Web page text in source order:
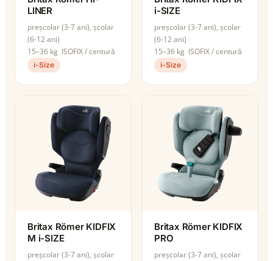
LINER
preșcolar (3-7 ani), școlar
(6-12 ani)
15–36 kg ISOFIX / centură
i-Size
i-SIZE
preșcolar (3-7 ani), școlar
(6-12 ani)
15–36 kg ISOFIX / centură
i-Size
Britax Römer KIDFIX
M i-SIZE
preșcolar (3-7 ani), școlar
Britax Römer KIDFIX
PRO
preșcolar (3-7 ani), școlar